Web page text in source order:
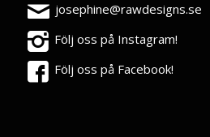
josephine@rawdesigns.se
Följ oss på Instagram!
Följ oss på Facebook!